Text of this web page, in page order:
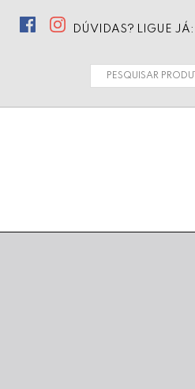
DÚVIDAS? LIGUE
Pesquisar